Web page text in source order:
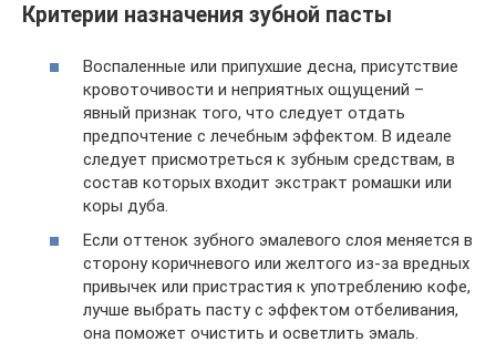
Критерии назначения зубной пасты
Воспаленные или припухшие десна, присутствие
кровоточивости и неприятных ощущений –
явный признак того, что следует отдать
предпочтение с лечебным эффектом. В идеале
следует присмотреться к зубным средствам, в
состав которых входит экстракт ромашки или
коры дуба.
Если оттенок зубного эмалевого слоя меняется в
сторону коричневого или желтого из-за вредных
привычек или пристрастия к употреблению кофе,
лучше выбрать пасту с эффектом отбеливания,
она поможет очистить и осветлить эмаль.